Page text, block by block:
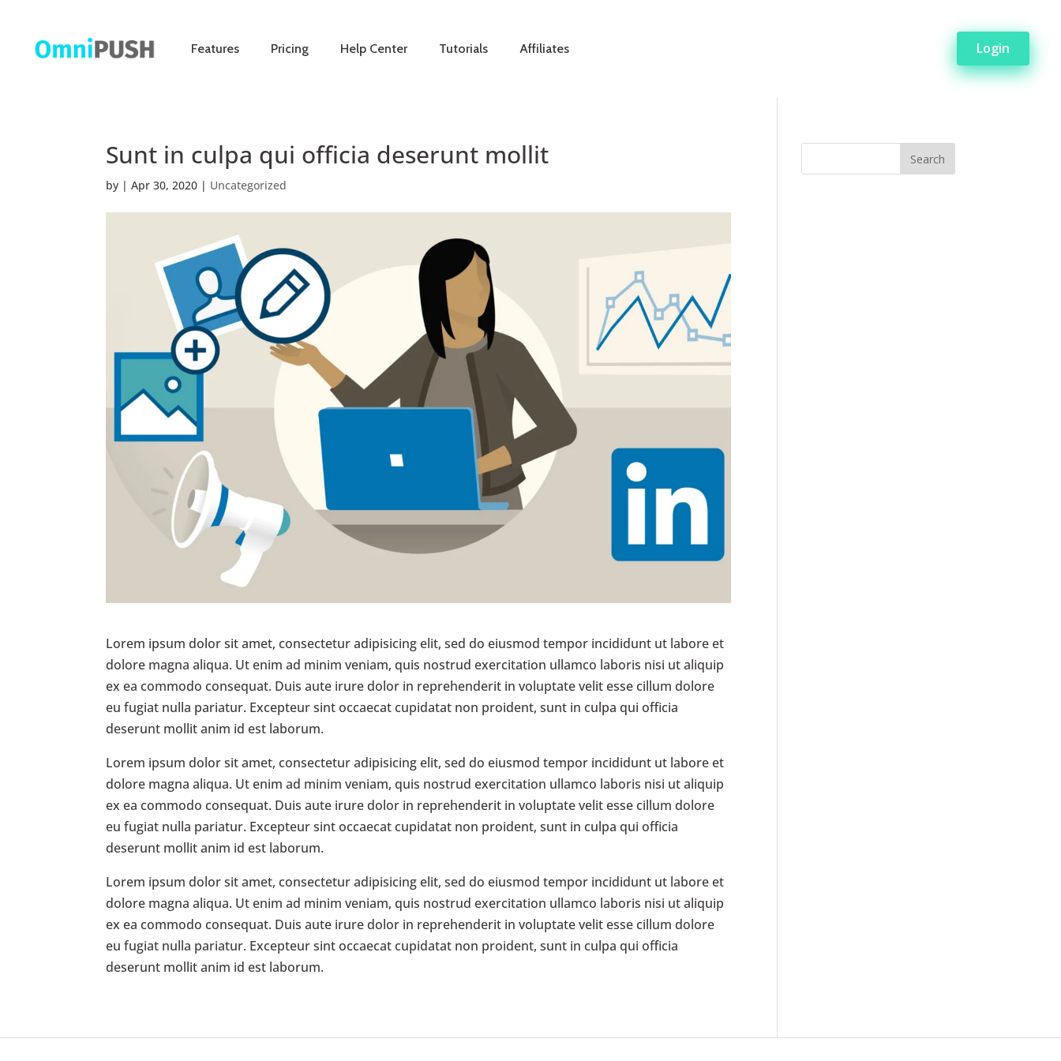
Features Pricing Help Center Tutorials Affiliates Login
Sunt in culpa qui officia deserunt mollit
by |Apr 30, 2020 | Uncategorized
Lorem ipsum dolor sit amet, consectetur adipisicing elit, sed do eiusmod tempor incididunt ut labore et
dolore magna aliqua. Ut enim ad minim veniam, quis nostrud exercitation ullamco laboris nisi ut aliquip
ex ea commodo consequat. Duis aute irure dolor in reprehenderit in voluptate velit esse cillum dolore
eu fugiat nulla pariatur. Excepteur sint occaecat cupidatat non proident, sunt in culpa qui officia
deserunt mollit anim id est laborum.
Lorem ipsum dolor sit amet, consectetur adipisicing elit, sed do eiusmod tempor incididunt ut labore et
dolore magna aliqua. Ut enim ad minim veniam, quis nostrud exercitation ullamco laboris nisi ut aliquip
ex ea commodo consequat. Duis aute irure dolor in reprehenderit in voluptate velit esse cillum dolore
eu fugiat nulla pariatur. Excepteur sint occaecat cupidatat non proident, sunt in culpa qui officia
deserunt mollit anim id est laborum.
Lorem ipsum dolor sit amet, consectetur adipisicing elit, sed do eiusmod tempor incididunt ut labore et
dolore magna aliqua. Ut enim ad minim veniam, quis nostrud exercitation ullamco laboris nisi ut aliquip
ex ea commodo consequat. Duis aute irure dolor in reprehenderit in voluptate velit esse cillum dolore
eu fugiat nulla pariatur. Excepteur sint occaecat cupidatat non proident, sunt in culpa qui officia
deserunt mollit anim id est laborum.